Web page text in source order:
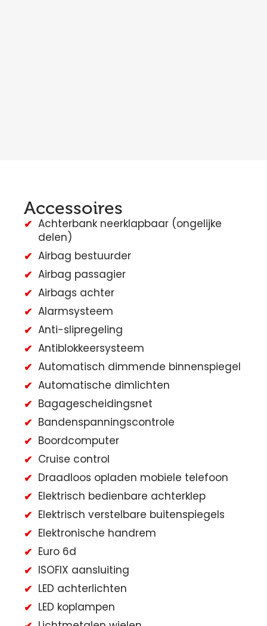
Accessoires
Achterbank neerklapbaar (ongelijke
delen)
Airbag bestuurder
Airbag passagier
Airbags achter
Alarmsysteem
Anti-slipregeling
Antiblokkeersysteem
Automatisch dimmende binnenspiegel
Automatische dimlichten
Bagagescheidingsnet
Bandenspanningscontrole
Boordcomputer
Cruise control
Draadloos opladen mobiele telefoon
Elektrisch bedienbare achterklep
Elektrisch verstelbare buitenspiegels
Elektronische handrem
Euro 6d
ISOFIX aansluiting
LED achterlichten
LED koplampen